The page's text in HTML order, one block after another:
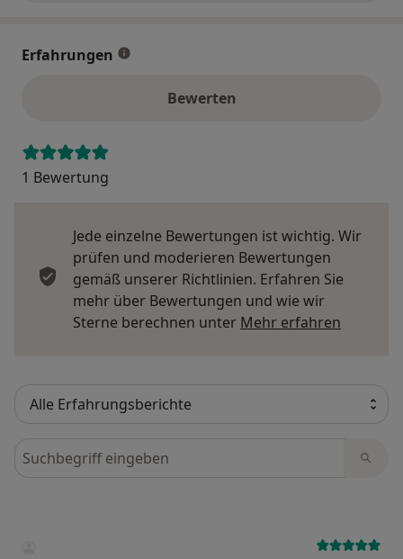
Erfahrungen
Bewerten
1 Bewertung
Jede einzelne Bewertungen ist wichtig. Wir
prüfen und moderieren Bewertungen
gemäß unserer Richtlinien. Erfahren Sie
mehr über Bewertungen und wie wir
Sterne berechnen unter Mehr erfahren
Bewertungen durchsuchen